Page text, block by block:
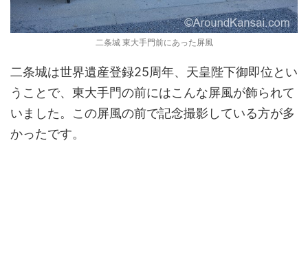
二条城 東大手門前にあった屏風
二条城は世界遺産登録25周年、天皇陛下御即位とい
うことで、東大手門の前にはこんな屏風が飾られて
いました。この屏風の前で記念撮影している方が多
かったです。